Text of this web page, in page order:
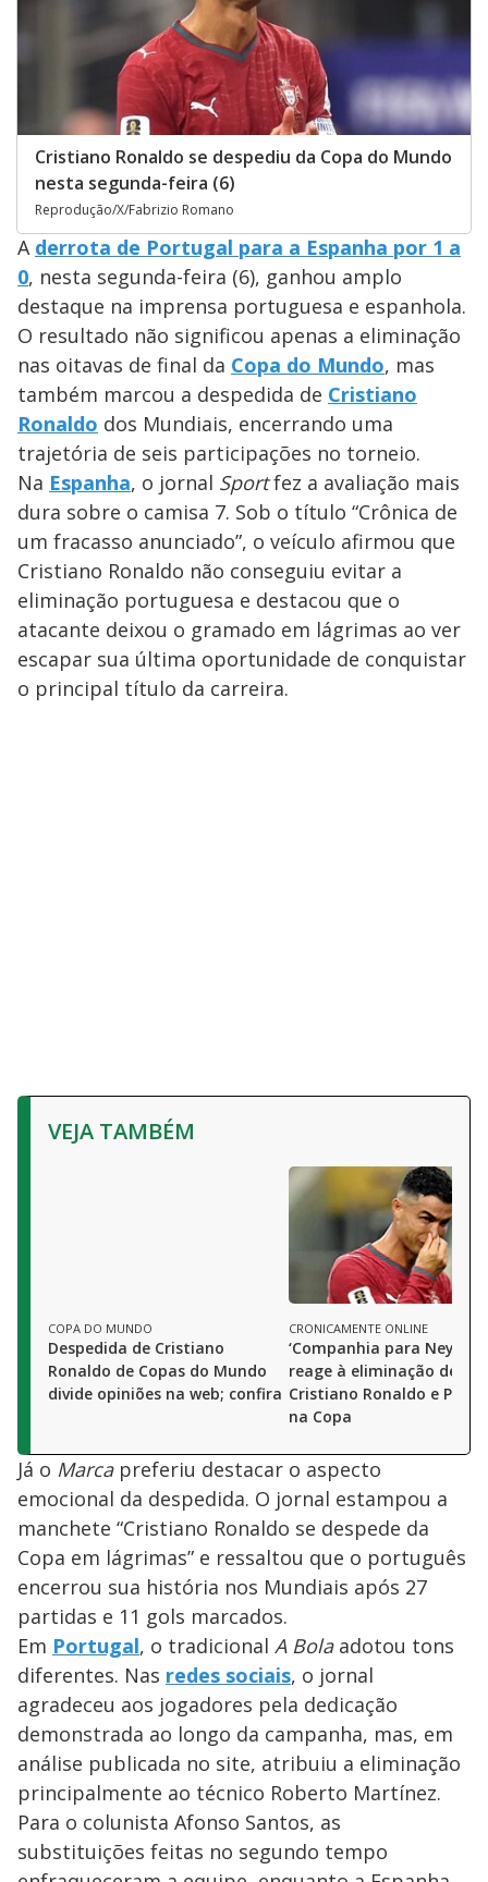
Cristiano Ronaldo se despediu da Copa do Mundo
nesta segunda-feira (6)
Reprodução/X/Fabrizio Romano
A derrota de Portugal para a Espanha por 1 a
0, nesta segunda-feira (6), ganhou amplo
destaque na imprensa portuguesa e espanhola.
O resultado não significou apenas a eliminação
nas oitavas de final da Copa do Mundo, mas
também marcou a despedida de Cristiano
Ronaldo dos Mundiais, encerrando uma
trajetória de seis participações no torneio.
Na Espanha, o jornal Sportfez a avaliação mais
dura sobre o camisa 7. Sob o título “Crônica de
um fracasso anunciado”, o veículo afirmou que
Cristiano Ronaldo não conseguiu evitar a
eliminação portuguesa e destacou que o
atacante deixou o gramado em lágrimas ao ver
escapar sua última oportunidade de conquistar
o principal título da carreira.
VEJA TAMBÉM
COPA DO MUNDO
Despedida de Cristiano
Ronaldo de Copas do Mundo
divide opiniões na web; confira
CRONICAMENTE ONLINE
‘Companhia para
reage à eliminação de
Cristiano Ronaldo e
na Copa
Já o Marcapreferiu destacar o aspecto
emocional da despedida. O jornal estampou a
manchete “Cristiano Ronaldo se despede da
Copa em lágrimas” e ressaltou que o português
encerrou sua história nos Mundiais após 27
partidas e 11 gols marcados.
Em Portugal, o tradicional A Bolaadotou tons
diferentes. Nas redes sociais, o jornal
agradeceu aos jogadores pela dedicação
demonstrada ao longo da campanha, mas, em
análise publicada no site, atribuiu a eliminação
principalmente ao técnico Roberto Martínez.
Para o colunista Afonso Santos, as
substituições feitas no segundo tempo